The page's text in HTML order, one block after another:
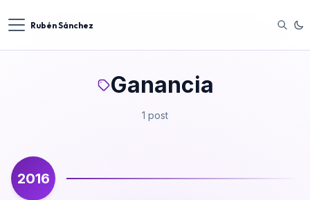
Rubén Sánchez
Ganancia
1 post
2016